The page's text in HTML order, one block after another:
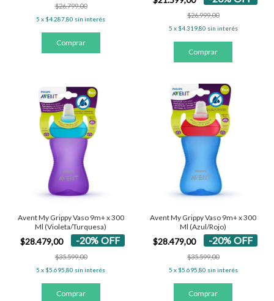
$26.799,00
5 x $4.287,80 sin interés $26.999,00
5 x $4.319,80 sin interés
Avent My Grippy Vaso 9m+ x 300
Ml (Violeta/Turquesa)
$28.479,00 -20%OFF
$35.599,00
5 x $5.695,80 sin interés
Avent My Grippy Vaso 9m+ x 300
Ml (Azul/Rojo)
$28.479,00 -20% OFF
$35.599,00
5 x $5.695,80 sin interés